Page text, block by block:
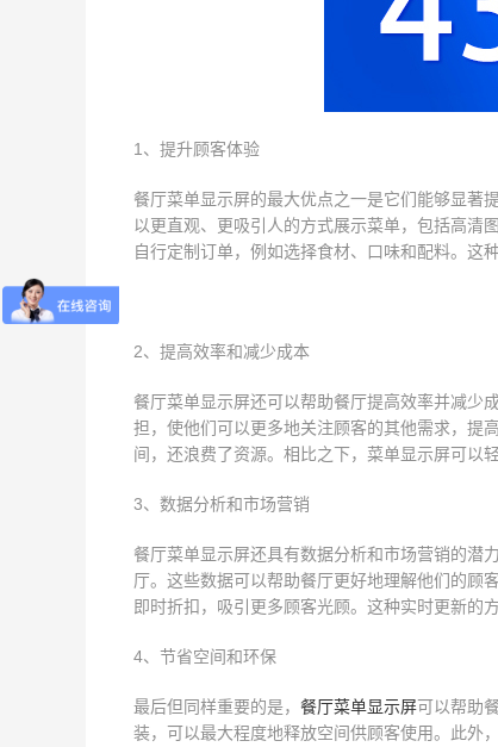
1、提升顾客体验
餐厅菜单显示屏的最大优点之一是它们能够显著
以更直观、更吸引人的方式展示菜单，包括高清
自行定制订单，例如选择食材、口味和配料。这
2、提高效率和减少成本
餐厅菜单显示屏还可以帮助餐厅提高效率并减少
担，使他们可以更多地关注顾客的其他需求，提
间，还浪费了资源。相比之下，菜单显示屏可以
3、数据分析和市场营销
餐厅菜单显示屏还具有数据分析和市场营销的潜
厅。这些数据可以帮助餐厅更好地理解他们的顾
即时折扣，吸引更多顾客光顾。这种实时更新的
4、节省空间和环保
最后但同样重要的是， 餐厅菜单显示屏可以帮助
装，可以最大程度地释放空间供顾客使用。此外